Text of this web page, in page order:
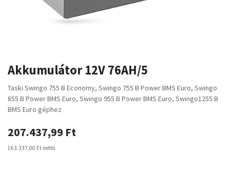
Akkumulátor 12V 76AH/5
Taski Swingo 755 B Economy, Swingo 755 B Power BMS Euro, Swingo
855 B Power BMS Euro, Swingo 955 B Power BMS Euro, Swingo1255 B
BMS Euro géphez
207.437,99 Ft
163.337,00 Ft nettó